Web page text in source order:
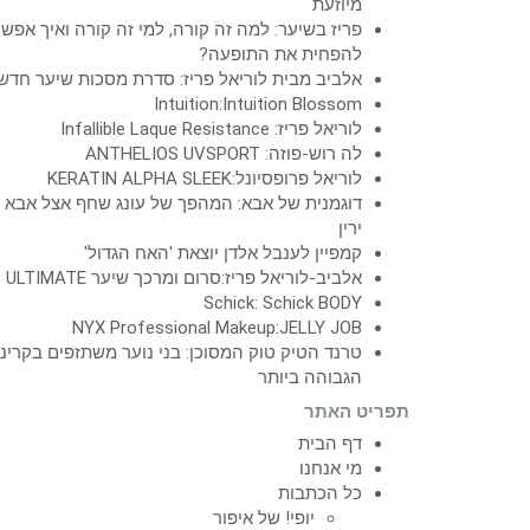
מיוזעת
פריז בשיער: למה זה קורה, למי זה קורה ואיך
להפחית את התופעה?
אלביב מבית לוריאל פריז: סדרת מסכות שיער
Intuition:Intuition Blossom
לוריאל פריז: Infallible Laque Resistance
לה רוש-פוזה: ANTHELIOS UVSPORT
לוריאל פרופסיונל:KERATIN ALPHA SLEEK
דוגמנית של אבא: המהפך של עונג שחף אצל אבא
ירין
קמפיין לענבל אלדן יוצאת 'האח הגדול'
אלביב-לוריאל פריז:סרום ומרכך שיער ULTIMATE
Schick: Schick BODY
NYX Professional Makeup:JELLY JOB
טרנד הטיק טוק המסוכן: בני נוער משתזפים
הגבוהה ביותר
תפריט האתר
דף הבית
מי אנחנו
כל הכתבות
יופי! של איפור